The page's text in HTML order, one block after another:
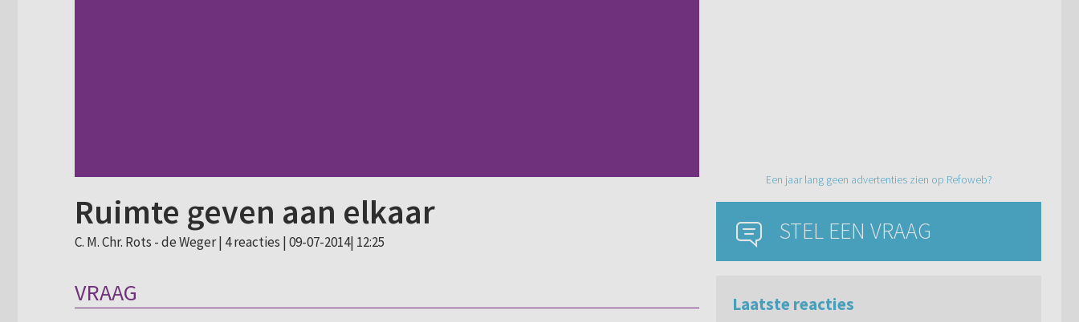
Ruimte geven aan elkaar
C. M. Chr. Rots - de Weger | 4 reacties | 09-07-2014| 12:25
VRAAG
Een jaar lang geen advertenties zien op Refoweb?
STEL EEN VRAAG
Laatste reacties